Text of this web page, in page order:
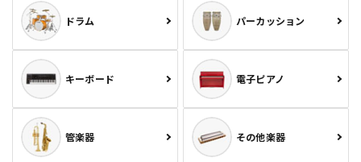
ドラム パーカッション
キーボード 電子ピアノ
管楽器 その他楽器